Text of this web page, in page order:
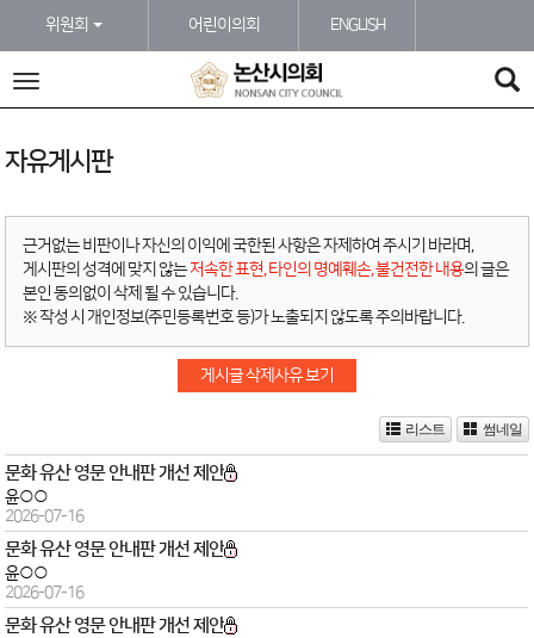
위원회
어린이의회 ENGLISH
전
자유게시판
근거없는 비판이나 자신의 이익에 국한된 사항은 자제하여 주시기 바라며,
게시판의 성격에 맞지 않는저속한 표현, 타인의 명예훼손, 불건전한 내용의 글은
본인 동의없이 삭제 될 수 있습니다.
※ 작성 시 개인정보(주민등록번호 등)가 노출되지 않도록 주의바랍니다.
게시글 삭제사유 보기
리스트 썸네일
문화 유산 영문 안내판 개선 제안
윤○○
2026-07-16
문화 유산 영문 안내판 개선 제안
윤○○
2026-07-16
문화 유산 영문 안내판 개선 제안